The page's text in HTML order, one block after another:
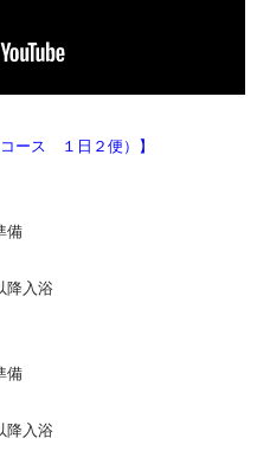
ース １日２便）】
備
入浴
備
入浴